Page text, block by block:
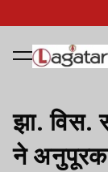
झा. विस.
ने अनुपूरक